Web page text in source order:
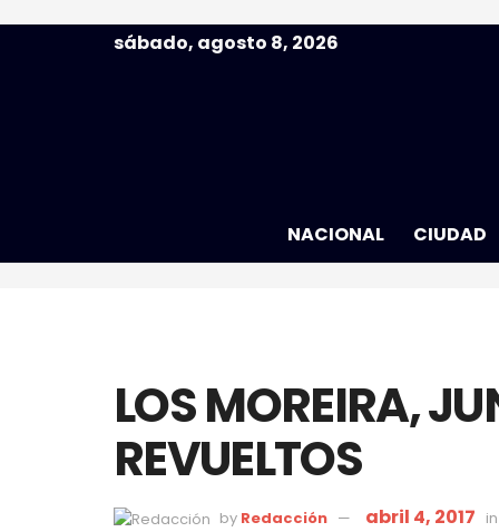
sábado, agosto 8, 2026
NACIONAL CIUDAD
LOS MOREIRA,
REVUELTOS
by Redacción abril 4, 2017 in